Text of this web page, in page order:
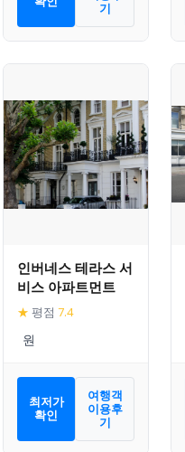
기
인버네스 테라스 서
비스 아파트먼트
★ 평점 7.4
최저가
확인
여행객
이용후
기